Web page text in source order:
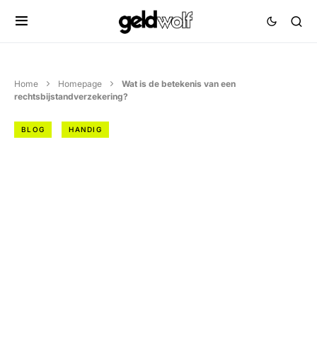
Home Homepage
Wat is de betekenis van een
rechtsbijstandverzekering?
BLOG HANDIG